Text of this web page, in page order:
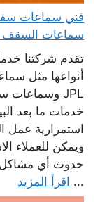
سماعات السقف
تقدم شركتنا
أنواعها مثل
خدمات ما بعد
استمرارية عمل
ويمكن للعملاء
حدوث أي مشاكل
... اقرأ المزيد